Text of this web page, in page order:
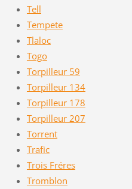
Tell
Tempete
Tlaloc
Togo
Torpilleur 59
Torpilleur 134
Torpilleur 178
Torpilleur 207
Torrent
Trafic
Trois Fréres
Tromblon